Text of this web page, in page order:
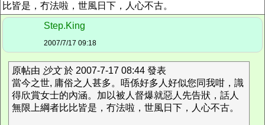
比皆是，冇法啦，世風日下，人心不古。
Step.King
2007/7/17 09:18
原帖由 沙文於 2007-7-17 08:44 發表
當今之世, 庸俗之人甚多。唔係好多人好似您同我咁，識
得欣賞女士的內涵。加以被人督爆就惡人先告狀，話人
無限上綱者比比皆是，冇法啦，世風日下，人心不古。